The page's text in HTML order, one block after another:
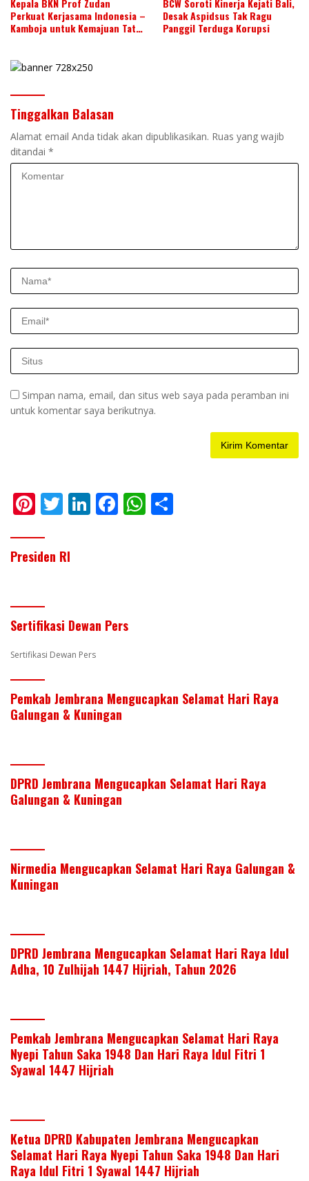
Kepala BKN Prof Zudan
Perkuat Kerjasama Indonesia –
Kamboja untuk Kemajuan Tata
BCW Soroti Kinerja Kejati Bali,
Desak Aspidsus Tak Ragu
Panggil Terduga Korupsi
Tinggalkan Balasan
Alamat email Anda tidak akan dipublikasikan. Ruas yang wajib
ditandai *
Simpan nama, email, dan situs web saya pada peramban ini
untuk komentar saya berikutnya.
Pi
er
e
T
itt
er
Li F
k
W
Presiden RI
Sertifikasi Dewan Pers
Sertifikasi Dewan Pers
Pemkab Jembrana Mengucapkan Selamat Hari Raya
Galungan & Kuningan
DPRD Jembrana Mengucapkan Selamat Hari Raya
Galungan & Kuningan
Nirmedia Mengucapkan Selamat Hari Raya Galungan &
Kuningan
DPRD Jembrana Mengucapkan Selamat Hari Raya Idul
Adha, 10 Zulhijah 1447 Hijriah, Tahun 2026
Pemkab Jembrana Mengucapkan Selamat Hari Raya
Nyepi Tahun Saka 1948 Dan Hari Raya Idul Fitri 1
Syawal 1447 Hijriah
Ketua DPRD Kabupaten Jembrana Mengucapkan
Selamat Hari Raya Nyepi Tahun Saka 1948 Dan Hari
Raya Idul Fitri 1 Syawal 1447 Hijriah